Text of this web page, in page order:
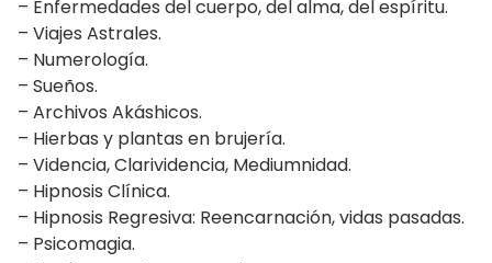
– Enfermedades del cuerpo, del alma, del espíritu.
– Viajes Astrales.
– Numerología.
– Sueños.
– Archivos Akáshicos.
– Hierbas y plantas en brujería.
– Videncia, Clarividencia, Mediumnidad.
– Hipnosis Clínica.
– Hipnosis Regresiva: Reencarnación, vidas pasadas.
– Psicomagia.